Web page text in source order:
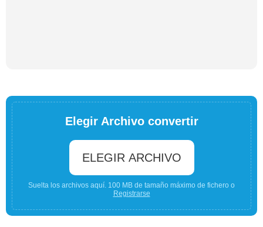
Elegir Archivo convertir
ELEGIR ARCHIVO
Suelta los archivos aquí. 100 MB de tamaño máximo de fichero o
Registrarse